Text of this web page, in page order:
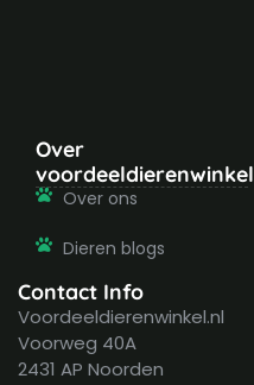
Over
voordeeldierenwinkel
Over ons
Dieren blogs
Contact Info
Voordeeldierenwinkel.nl
Voorweg 40A
2431 AP Noorden